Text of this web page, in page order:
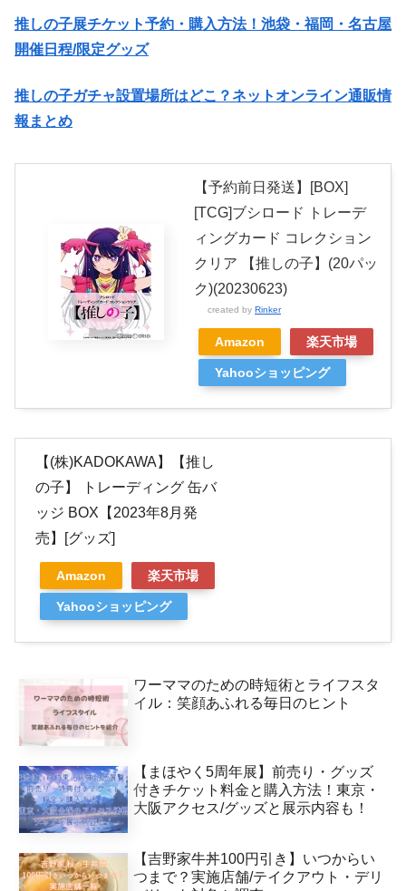
推しの子展チケット予約・購入方法！池袋・福岡・名古屋
開催日程/限定グッズ
推しの子ガチャ設置場所はどこ？ネットオンライン通販情
報まとめ
【予約前日発送】[BOX]
[TCG]ブシロード トレーデ
ィングカード コレクション
クリア 【推しの子】(20パッ
ク)(20230623)
created by Rinker
Amazon 楽天市場
Yahooショッピング
【(株)KADOKAWA】【推し
の子】 トレーディング 缶バ
ッジ BOX【2023年8月発
売】[グッズ]
Amazon 楽天市場
Yahooショッピング
ワーママのための時短術とライフスタ
イル：笑顔あふれる毎日のヒント
【まほやく5周年展】前売り・グッズ
付きチケット料金と購入方法！東京・
大阪アクセス/グッズと展示内容も！
【吉野家牛丼100円引き】いつからい
つまで？実施店舗/テイクアウト・デリ